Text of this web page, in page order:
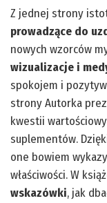
Z jednej strony
prowadzące do
nowych wzorców
wizualizacje i
spokojem i
strony Autorka
kwestii
suplementów.
one bowiem
właściwości. W
wskazówki, jak